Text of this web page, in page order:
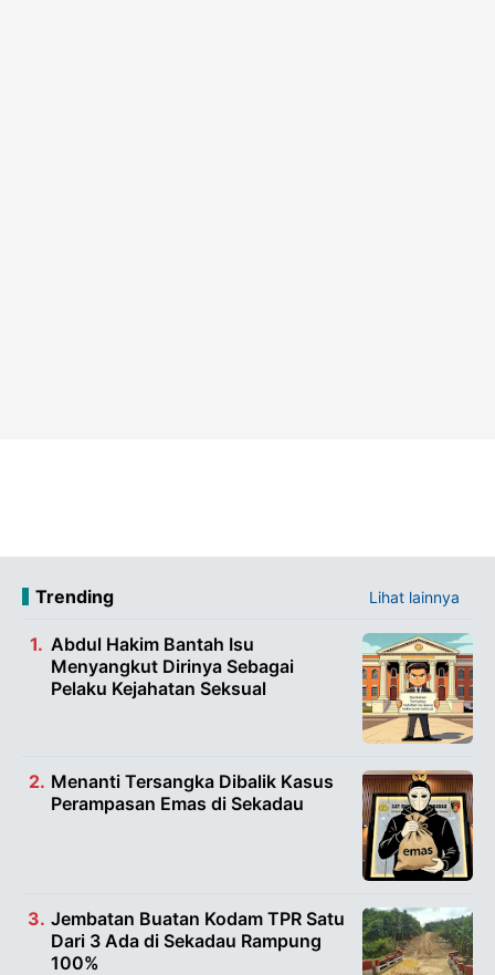
Trending Lihat lainnya
Abdul Hakim Bantah Isu
Menyangkut Dirinya Sebagai
Pelaku Kejahatan Seksual
Menanti Tersangka Dibalik Kasus
Perampasan Emas di Sekadau
Jembatan Buatan Kodam TPR Satu
Dari 3 Ada di Sekadau Rampung
100%